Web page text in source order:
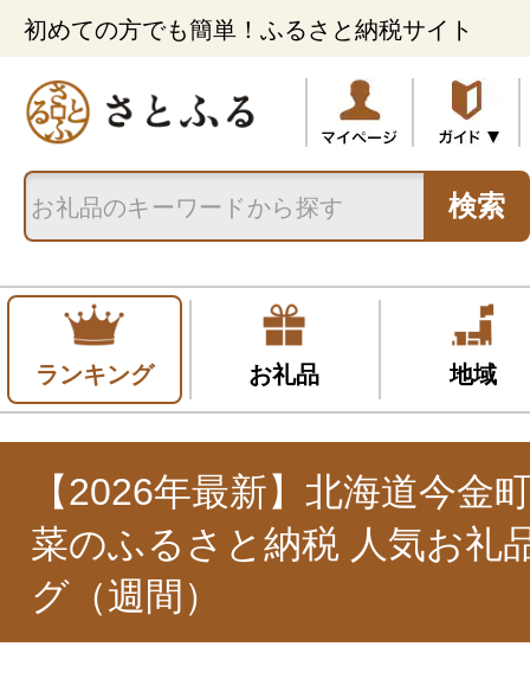
初めての方でも簡単！ふるさと納税サイト
検索
ランキング お礼品 地域
【2026年最新】北海道今金
菜のふるさと納税 人気お礼
グ（週間）